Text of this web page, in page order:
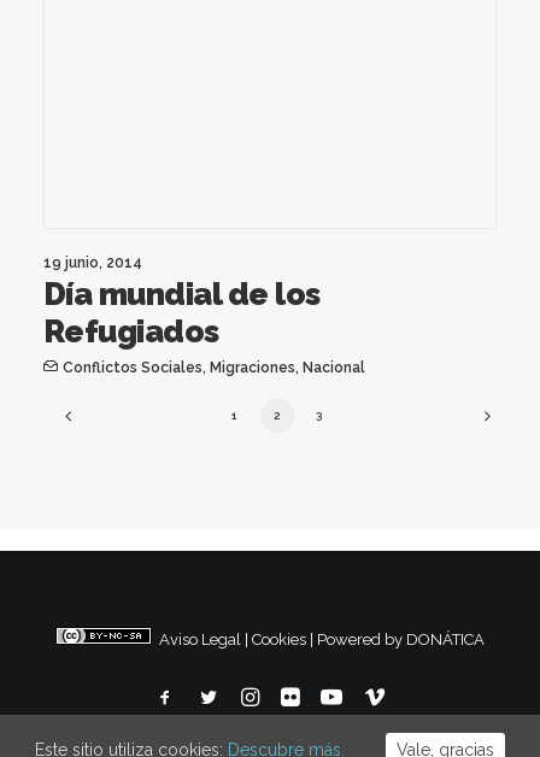
19 junio, 2014
Día mundial de los
Refugiados
Conflictos Sociales, Migraciones, Nacional
1 2 3
Aviso Legal Cookies Powered by DONÁTICA
Este sitio utiliza cookies: Descubre más. Vale, gracias